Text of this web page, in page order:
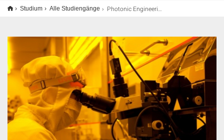
Studium Alle Studiengänge Photonic Engineering M.Sc.